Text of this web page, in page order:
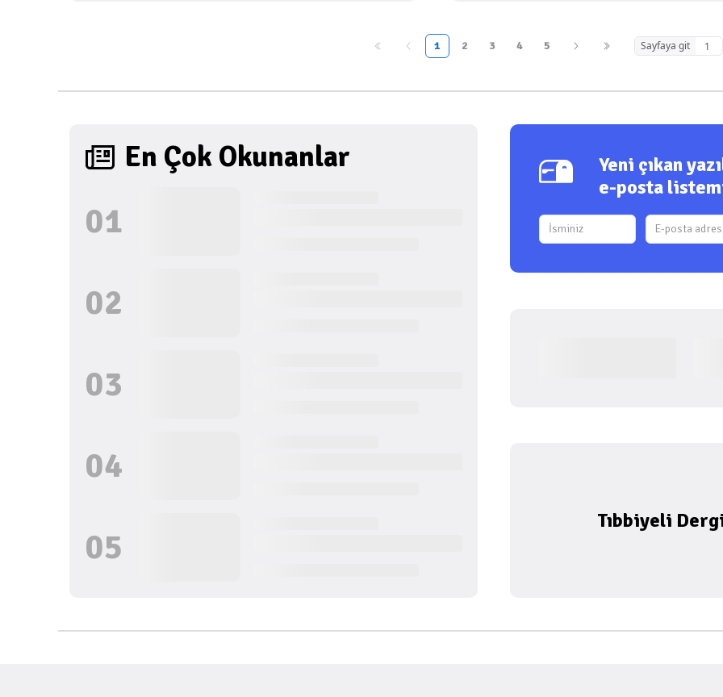
1 2 3 4 5 Sayfaya git
En Çok Okunanlar
01
02
03
04
05
Yeni çıkan
e-posta
Tıbbiyeli